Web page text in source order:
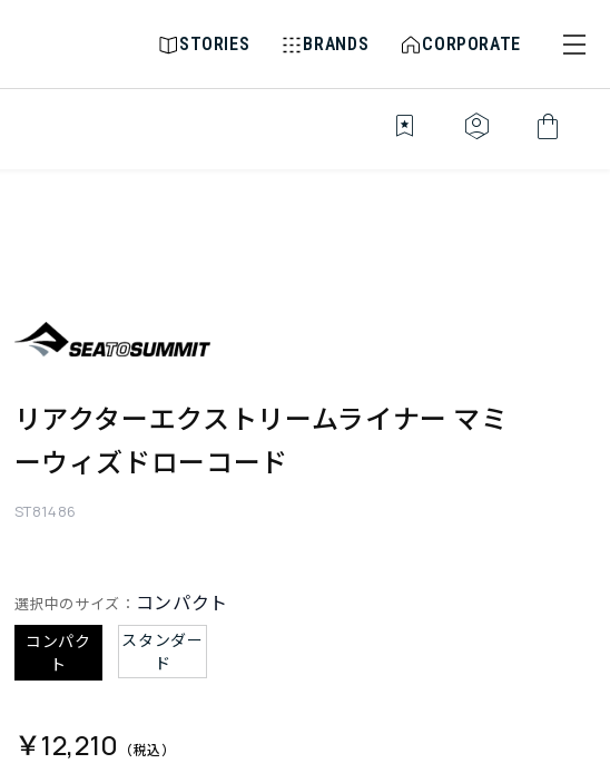
STORIES BRANDS CORPORATE
bookmark_star identity_platform shopping_bag
リアクターエクストリームライナー マミ
ーウィズドローコード
ST81486
選択中のサイズ： コンパクト
コンパク
ト
スタンダー
ド
￥12,210